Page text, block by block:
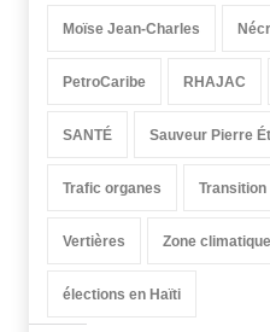
Moïse Jean-Charles
PetroCaribe RHAJAC
SANTÉ Sauveur Pierre
Trafic organes Transition
Vertières Zone
élections en Haïti